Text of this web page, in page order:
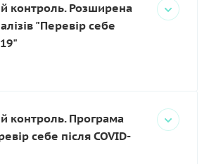
контроль. Розширена
"Перевір себе
контроль. Програма
себе після COVID-